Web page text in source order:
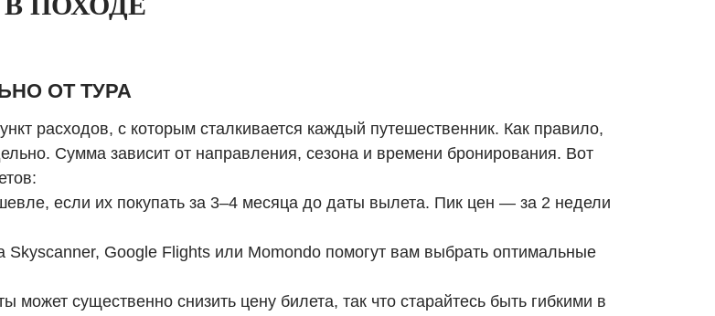
ОТ ТУРА
расходов, с которым сталкивается каждый путешественник. Как правило,
Сумма зависит от направления, сезона и времени бронирования. Вот
если их покупать за 3–4 месяца до даты вылета. Пик цен — за 2 недели
Skyscanner, Google Flights или Momondo помогут вам выбрать оптимальные
существенно снизить цену билета, так что старайтесь быть гибкими в